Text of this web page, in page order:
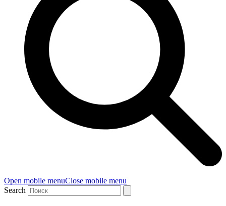
Open mobile menuClose mobile menu
Search